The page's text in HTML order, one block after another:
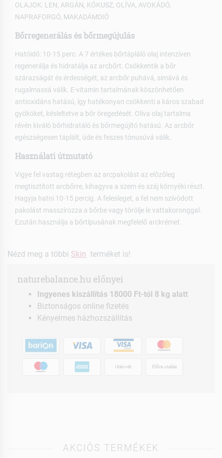
OLAJOK: LEN, ARGÁN, KÓKUSZ, OLÍVA, AVOKÁDÓ,
NAPRAFORGÓ, MAKADÁMDIÓ
Bőrregenerálás és bőrmegújulás
Hatóidő: 10-15 perc. A 7 értékes bőrtápláló olaj intenzíven
regenerálja és hidratálja az arcbőrt. Csökkentik a bőr
szárazságát és érdességét, az arcbőr puhává, simává és
rugalmassá válik. E-vitamin tartalmának köszönhetően
antioxidáns hatású, így hatékonyan csökkenti a káros szabad
gyököket, késleltetve a bőr öregedését. Olíva olaj tartalma
révén kiváló bőrhidratáló és bőrmegújító hatású. Az arcbőr
egészségesen táplált, üde és feszes tónusúvá válik.
Használati útmutató
Vigye fel vastag rétegben az arcpakolást az előzőleg
megtisztított arcbőrre, kihagyva a szem és száj környéki részt.
Hagyja hatni 10-15 percig. A felesleget, a fel nem szívódott
pakolást masszírozza a bőrbe vagy törölje le vattakoronggal.
Ezután használja a bőrtípusának megfelelő arckrémet.
Nézd meg a többi Skin terméket is!
naturebalance.hu előnyei
Ingyenes kiszállítás 18000 Ft-tól 8 kg alatt
Biztonságos online fizetés
Kényelmes házhozszállítás
Utánvét Előre utalás
AKCIÓS TERMÉKEK